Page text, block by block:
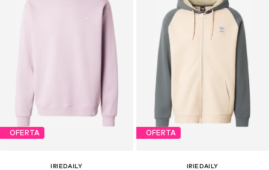
OFERTA
IRIEDAILY
OFERTA
IRIEDAILY